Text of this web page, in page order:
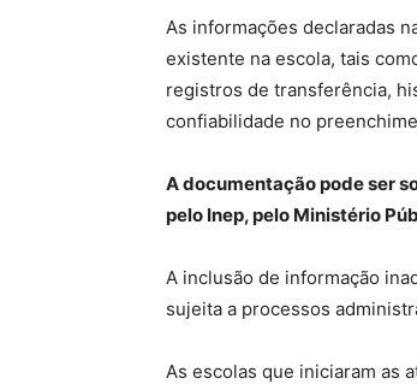
As informações declaradas
existente na escola, tais
registros de transferência,
confiabilidade no
A documentação pode ser
pelo Inep, pelo Ministério
A inclusão de informação
sujeita a processos
As escolas que iniciaram as